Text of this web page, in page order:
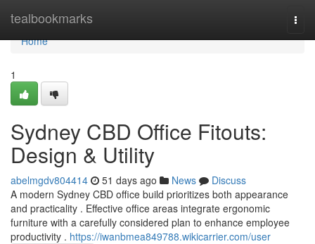
tealbookmarks
Home
Home
1
Sydney CBD Office Fitouts:
Design & Utility
abelmgdv804414 51 days ago News
Discuss
A modern Sydney CBD office build prioritizes both appearance
and practicality . Effective office areas integrate ergonomic
furniture with a carefully considered plan to enhance employee
productivity . https://iwanbmea849788.wikicarrier.com/user